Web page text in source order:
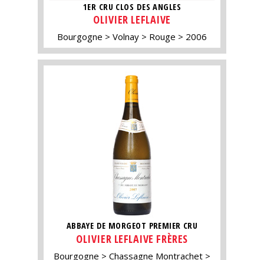
1ER CRU CLOS DES ANGLES
OLIVIER LEFLAIVE
Bourgogne Volnay Rouge 2006
ABBAYE DE MORGEOT PREMIER CRU
OLIVIER LEFLAIVE FRÈRES
Bourgogne Chassagne Montrachet